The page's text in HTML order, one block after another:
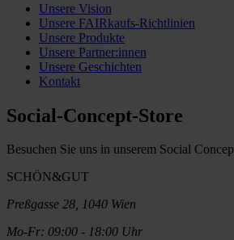
Unsere Vision
Unsere FAIRkaufs-Richtlinien
Unsere Produkte
Unsere Partner:innen
Unsere Geschichten
Kontakt
Social-Concept-Store
Besuchen Sie uns in unserem Social
SCHÖN&GUT
Preßgasse 28, 1040 Wien
Mo-Fr: 09:00 - 18:00 Uhr